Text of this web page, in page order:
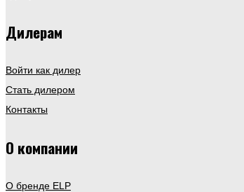
Дилерам
Войти как дилер
Стать дилером
Контакты
О компании
О бренде ELP